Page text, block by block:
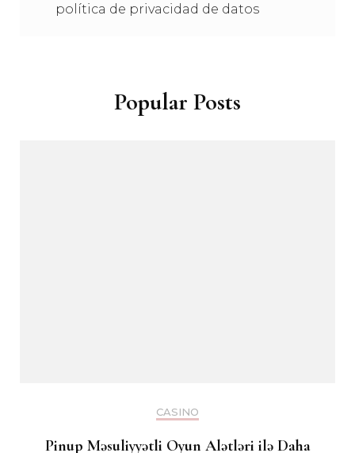
política de privacidad de datos
Popular Posts
CASINO
Pinup Məsuliyyətli Oyun Alətləri ilə Daha